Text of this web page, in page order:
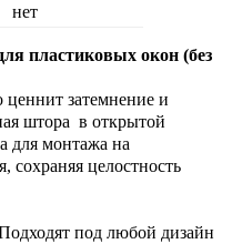
нет
пластиковых окон (без
ценнит затемнение и
штора в открытой
для монтажа на
сохраняя целостность
под любой дизайн